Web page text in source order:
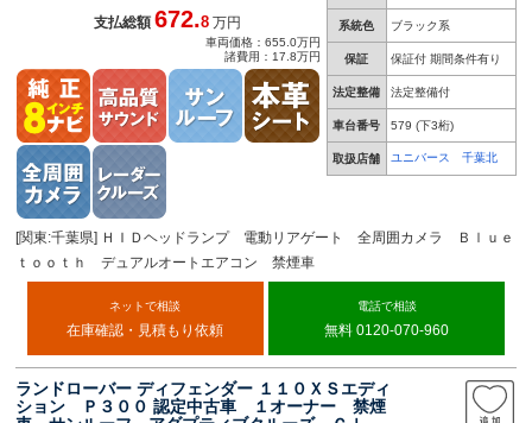
系統色 ブラック系
保証 保証付 期間条件有り
法定整備 法定整備付
車台番号 579 (下3桁)
取扱店舗 ユニバース 千葉北
支払総額672.8 万円
車両価格：655.0万円
諸費用：17.8万円
[関東:千葉県] ＨＩＤヘッドランプ 電動リアゲート 全周囲カメラ Ｂｌｕｅ
ｔｏｏｔｈ デュアルオートエアコン 禁煙車
ネットで相談
在庫確認・見積もり依頼
電話で相談
無料 0120-070-960
ランドローバー ディフェンダー １１０ＸＳエディ
ション Ｐ３００ 認定中古車 １オーナー 禁煙